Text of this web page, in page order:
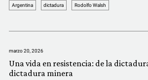
Argentina dictadura Rodolfo Walsh
marzo 20, 2026
Una vida en resistencia: de la
dictadura minera